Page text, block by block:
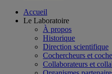
Accueil
Le Laboratoire
À propos
Historique
Direction scientifique
Cochercheurs et
Collaborateurs et